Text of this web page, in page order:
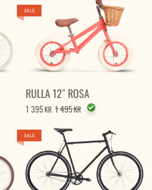
SALE
RULLA 12″ ROSA
1 395KR 1 495KR
SALE